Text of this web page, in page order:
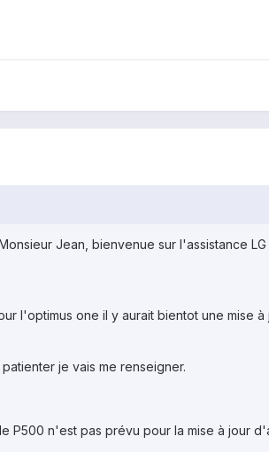
Jean, bienvenue sur l'assistance
l'optimus one il y aurait bientot une mise
je vais me renseigner.
P500 n'est pas prévu pour la mise à jour